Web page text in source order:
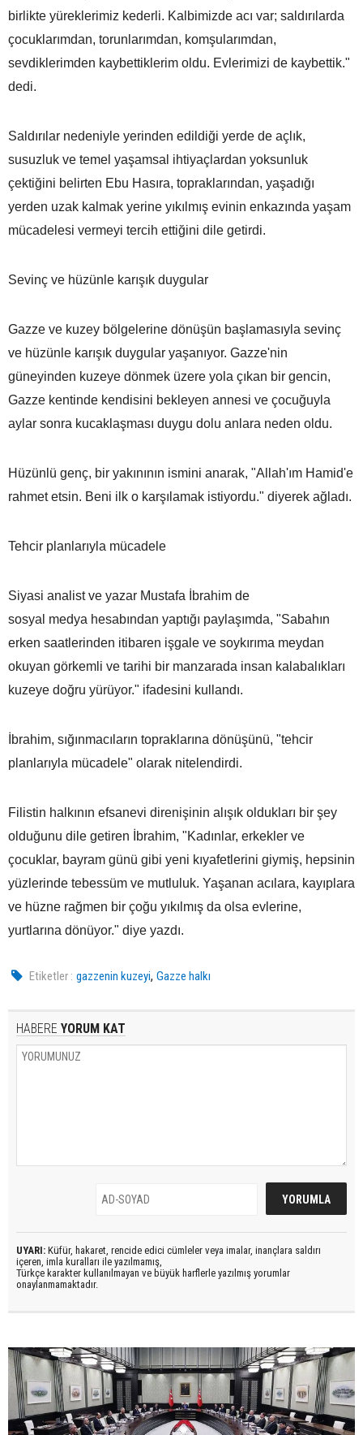
birlikte yüreklerimiz kederli. Kalbimizde acı var; saldırılarda
çocuklarımdan, torunlarımdan, komşularımdan,
sevdiklerimden kaybettiklerim oldu. Evlerimizi de kaybettik."
dedi.
Saldırılar nedeniyle yerinden edildiği yerde de açlık,
susuzluk ve temel yaşamsal ihtiyaçlardan yoksunluk
çektiğini belirten Ebu Hasıra, topraklarından, yaşadığı
yerden uzak kalmak yerine yıkılmış evinin enkazında yaşam
mücadelesi vermeyi tercih ettiğini dile getirdi.
Sevinç ve hüzünle karışık duygular
Gazze ve kuzey bölgelerine dönüşün başlamasıyla sevinç
ve hüzünle karışık duygular yaşanıyor. Gazze'nin
güneyinden kuzeye dönmek üzere yola çıkan bir gencin,
Gazze kentinde kendisini bekleyen annesi ve çocuğuyla
aylar sonra kucaklaşması duygu dolu anlara neden oldu.
Hüzünlü genç, bir yakınının ismini anarak, "Allah'ım Hamid'e
rahmet etsin. Beni ilk o karşılamak istiyordu." diyerek ağladı.
Tehcir planlarıyla mücadele
Siyasi analist ve yazar Mustafa İbrahim de
sosyal medya hesabından yaptığı paylaşımda, "Sabahın
erken saatlerinden itibaren işgale ve soykırıma meydan
okuyan görkemli ve tarihi bir manzarada insan kalabalıkları
kuzeye doğru yürüyor." ifadesini kullandı.
İbrahim, sığınmacıların topraklarına dönüşünü, "tehcir
planlarıyla mücadele" olarak nitelendirdi.
Filistin halkının efsanevi direnişinin alışık oldukları bir şey
olduğunu dile getiren İbrahim, "Kadınlar, erkekler ve
çocuklar, bayram günü gibi yeni kıyafetlerini giymiş, hepsinin
yüzlerinde tebessüm ve mutluluk. Yaşanan acılara, kayıplara
ve hüzne rağmen bir çoğu yıkılmış da olsa evlerine,
yurtlarına dönüyor." diye yazdı.
Etiketler : gazzenin kuzeyi,Gazze halkı
HABERE YORUM KAT
UYARI: Küfür, hakaret, rencide edici cümleler veya imalar, inançlara saldırı
içeren, imla kuralları ile yazılmamış,
Türkçe karakter kullanılmayan ve büyük harflerle yazılmış yorumlar
onaylanmamaktadır.